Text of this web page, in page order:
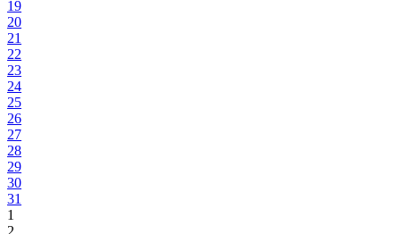
19
20
21
22
23
24
25
26
27
28
29
30
31
1